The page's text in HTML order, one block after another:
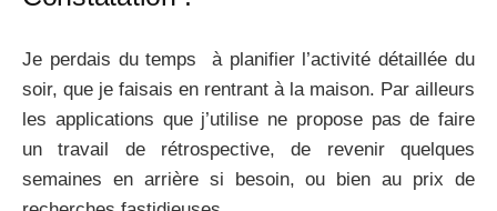
Je perdais du temps à planifier l’activité détaillée du
soir, que je faisais en rentrant à la maison. Par ailleurs
les applications que j’utilise ne propose pas de faire
un travail de rétrospective, de revenir quelques
semaines en arrière si besoin, ou bien au prix de